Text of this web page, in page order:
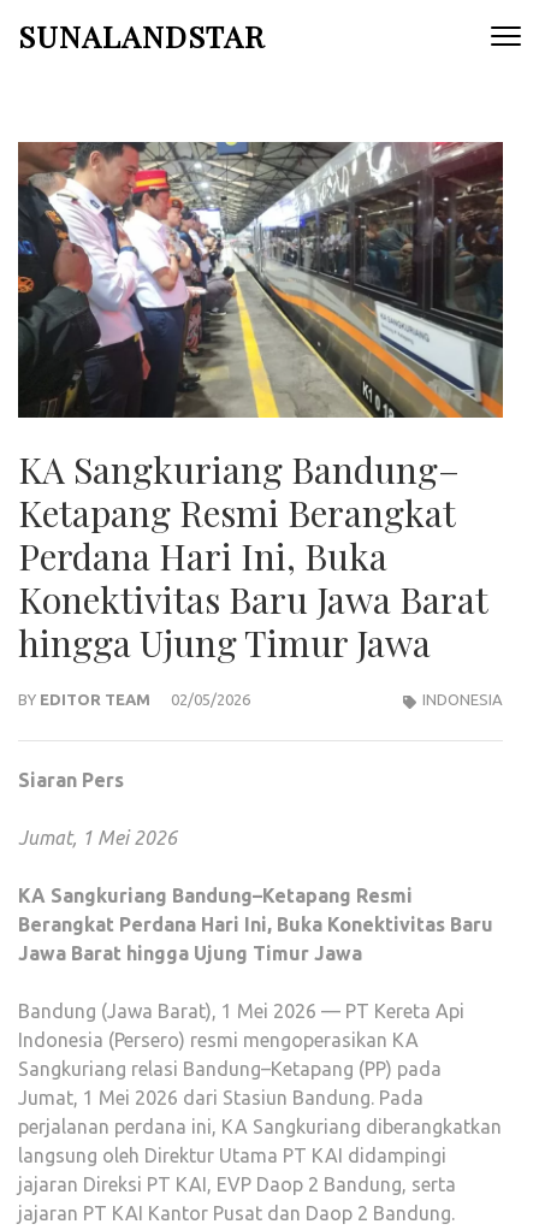
SUNALANDSTAR
KA Sangkuriang Bandung–
Ketapang Resmi Berangkat
Perdana Hari Ini, Buka
Konektivitas Baru Jawa Barat
hingga Ujung Timur Jawa
BY EDITOR TEAM 02/05/2026 INDONESIA
Siaran Pers
Jumat, 1 Mei 2026
KA Sangkuriang Bandung–Ketapang Resmi
Berangkat Perdana Hari Ini, Buka Konektivitas Baru
Jawa Barat hingga Ujung Timur Jawa
Bandung (Jawa Barat), 1 Mei 2026 — PT Kereta Api
Indonesia (Persero) resmi mengoperasikan KA
Sangkuriang relasi Bandung–Ketapang (PP) pada
Jumat, 1 Mei 2026 dari Stasiun Bandung. Pada
perjalanan perdana ini, KA Sangkuriang diberangkatkan
langsung oleh Direktur Utama PT KAI didampingi
jajaran Direksi PT KAI, EVP Daop 2 Bandung, serta
jajaran PT KAI Kantor Pusat dan Daop 2 Bandung.